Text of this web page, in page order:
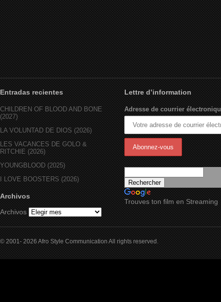
Entradas recientes
CHILDREN OF BLOOD AND BONE
(2027)
LA VOLUNTAD DE DIOS (2026)
LES VACANCES DE GOLO &
RITCHIE (2026)
YOUNGBLOOD (2025)
I LOVE BOOSTERS (2026)
Archivos
Archivos
Lettre d’information
Adresse de courrier
Trouves ton film en Streaming
© 2001- 2026 Afro Style Communication All rights reserved.